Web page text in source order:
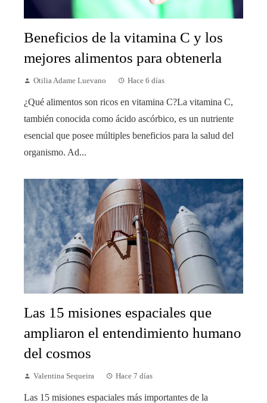
Beneficios de la vitamina C y los
mejores alimentos para obtenerla
Otilia Adame Luevano Hace 6 días
¿Qué alimentos son ricos en vitamina C?La vitamina C,
también conocida como ácido ascórbico, es un nutriente
esencial que posee múltiples beneficios para la salud del
organismo. Ad...
Las 15 misiones espaciales que
ampliaron el entendimiento humano
del cosmos
Valentina Sequeira Hace 7 días
Las 15 misiones espaciales más importantes de la